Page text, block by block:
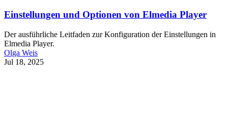
Einstellungen und Optionen von Elmedia Player
Der ausführliche Leitfaden zur Konfiguration der Einstellungen in
Elmedia Player.
Olga Weis
Jul 18, 2025